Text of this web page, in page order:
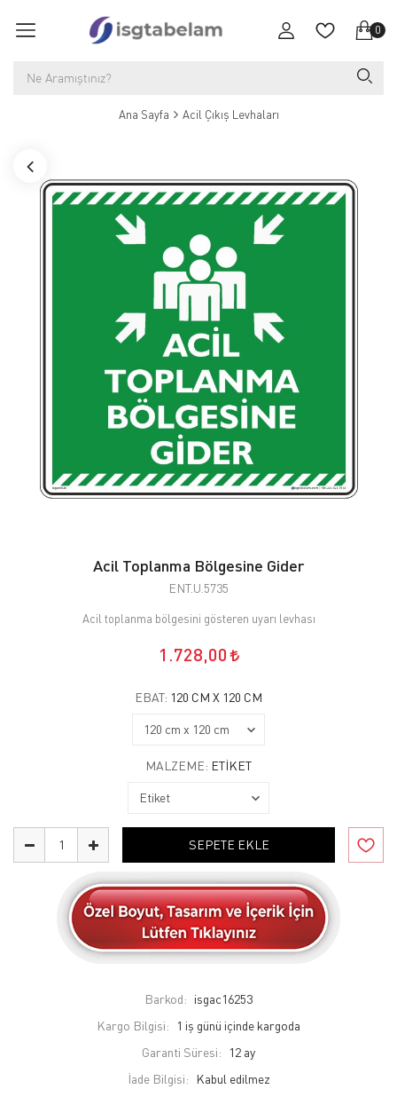
0
Ana Sayfa Acil Çıkış Levhaları
Acil Toplanma Bölgesine Gider
ENT.U.5735
Acil toplanma bölgesini gösteren uyarı levhası
1.728,00
EBAT: 120 CM X 120 CM
MALZEME: ETIKET
SEPETE EKLE
Barkod: isgac16253
Kargo Bilgisi:
1 iş günü içinde kargoda
Garanti Süresi:
12 ay
İade Bilgisi: